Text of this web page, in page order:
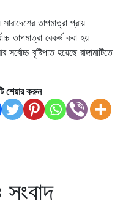
তাপমাত্রা প্রায়
তাপমাত্রা রেকর্ড করা হয়
বৃষ্টিপাত হয়েছে রাঙ্গামাটিতে
শেয়ার করুন